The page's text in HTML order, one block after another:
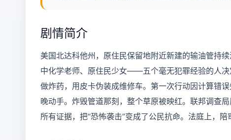
剧情简介
美国北达科他州，原住民保留地附近新建的输油管持
中化学老师、原住民少女——五个毫无犯罪经验的人
做炸药，用皮卡伪装成维修车。第一次行动因计算错
晚动手。炸毁管道那刻，整个草原被映红。联邦调查
所有证据，把“恐怖袭击”变成了公民抗命。法庭上，陪